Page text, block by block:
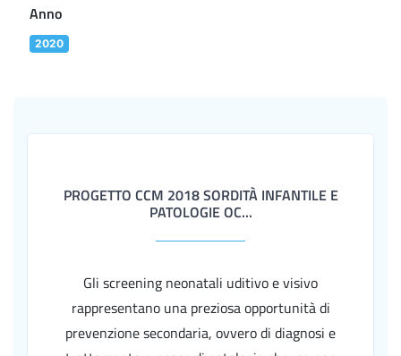
Anno
2020
PROGETTO CCM 2018 SORDITÀ INFANTILE E
PATOLOGIE OC...
Gli screening neonatali uditivo e visivo
rappresentano una preziosa opportunità di
prevenzione secondaria, ovvero di diagnosi e